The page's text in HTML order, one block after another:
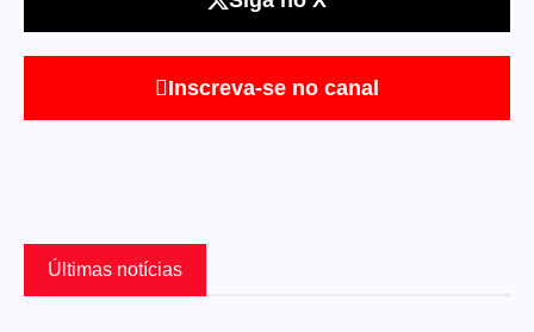
Inscreva-se no canal
Últimas notícias